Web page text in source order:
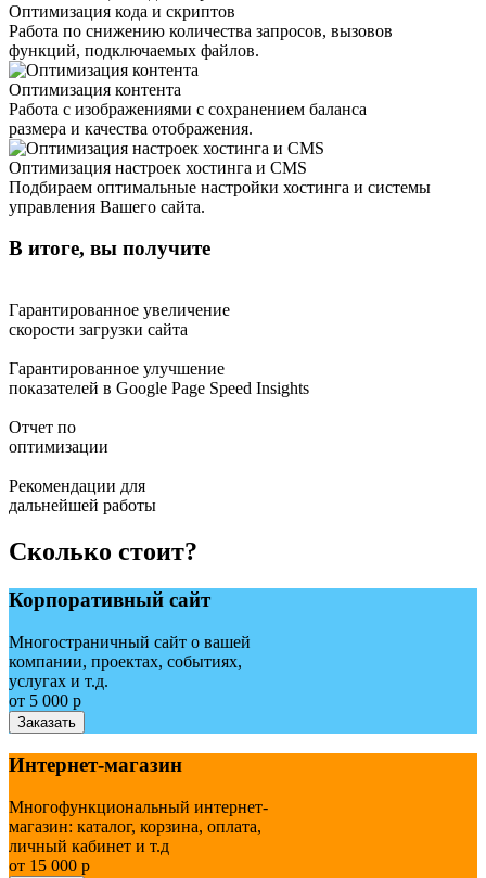
Оптимизация кода и скриптов
Работа по снижению количества запросов, вызовов
функций, подключаемых файлов.
Оптимизация контента
Работа с изображениями с сохранением баланса
размера и качества отображения.
Оптимизация настроек хостинга и CMS
Подбираем оптимальные настройки хостинга и системы
управления Вашего сайта.
В итоге, вы получите
Гарантированное увеличение
скорости загрузки сайта
Гарантированное улучшение
показателей в Google Page Speed Insights
Отчет по
оптимизации
Рекомендации для
дальнейшей работы
Сколько стоит?
Корпоративный сайт
Многостраничный сайт о вашей
компании, проектах, событиях,
услугах и т.д.
от 5 000 р
Заказать
Интернет-магазин
Многофункциональный интернет-
магазин: каталог, корзина, оплата,
личный кабинет и т.д
от 15 000 р